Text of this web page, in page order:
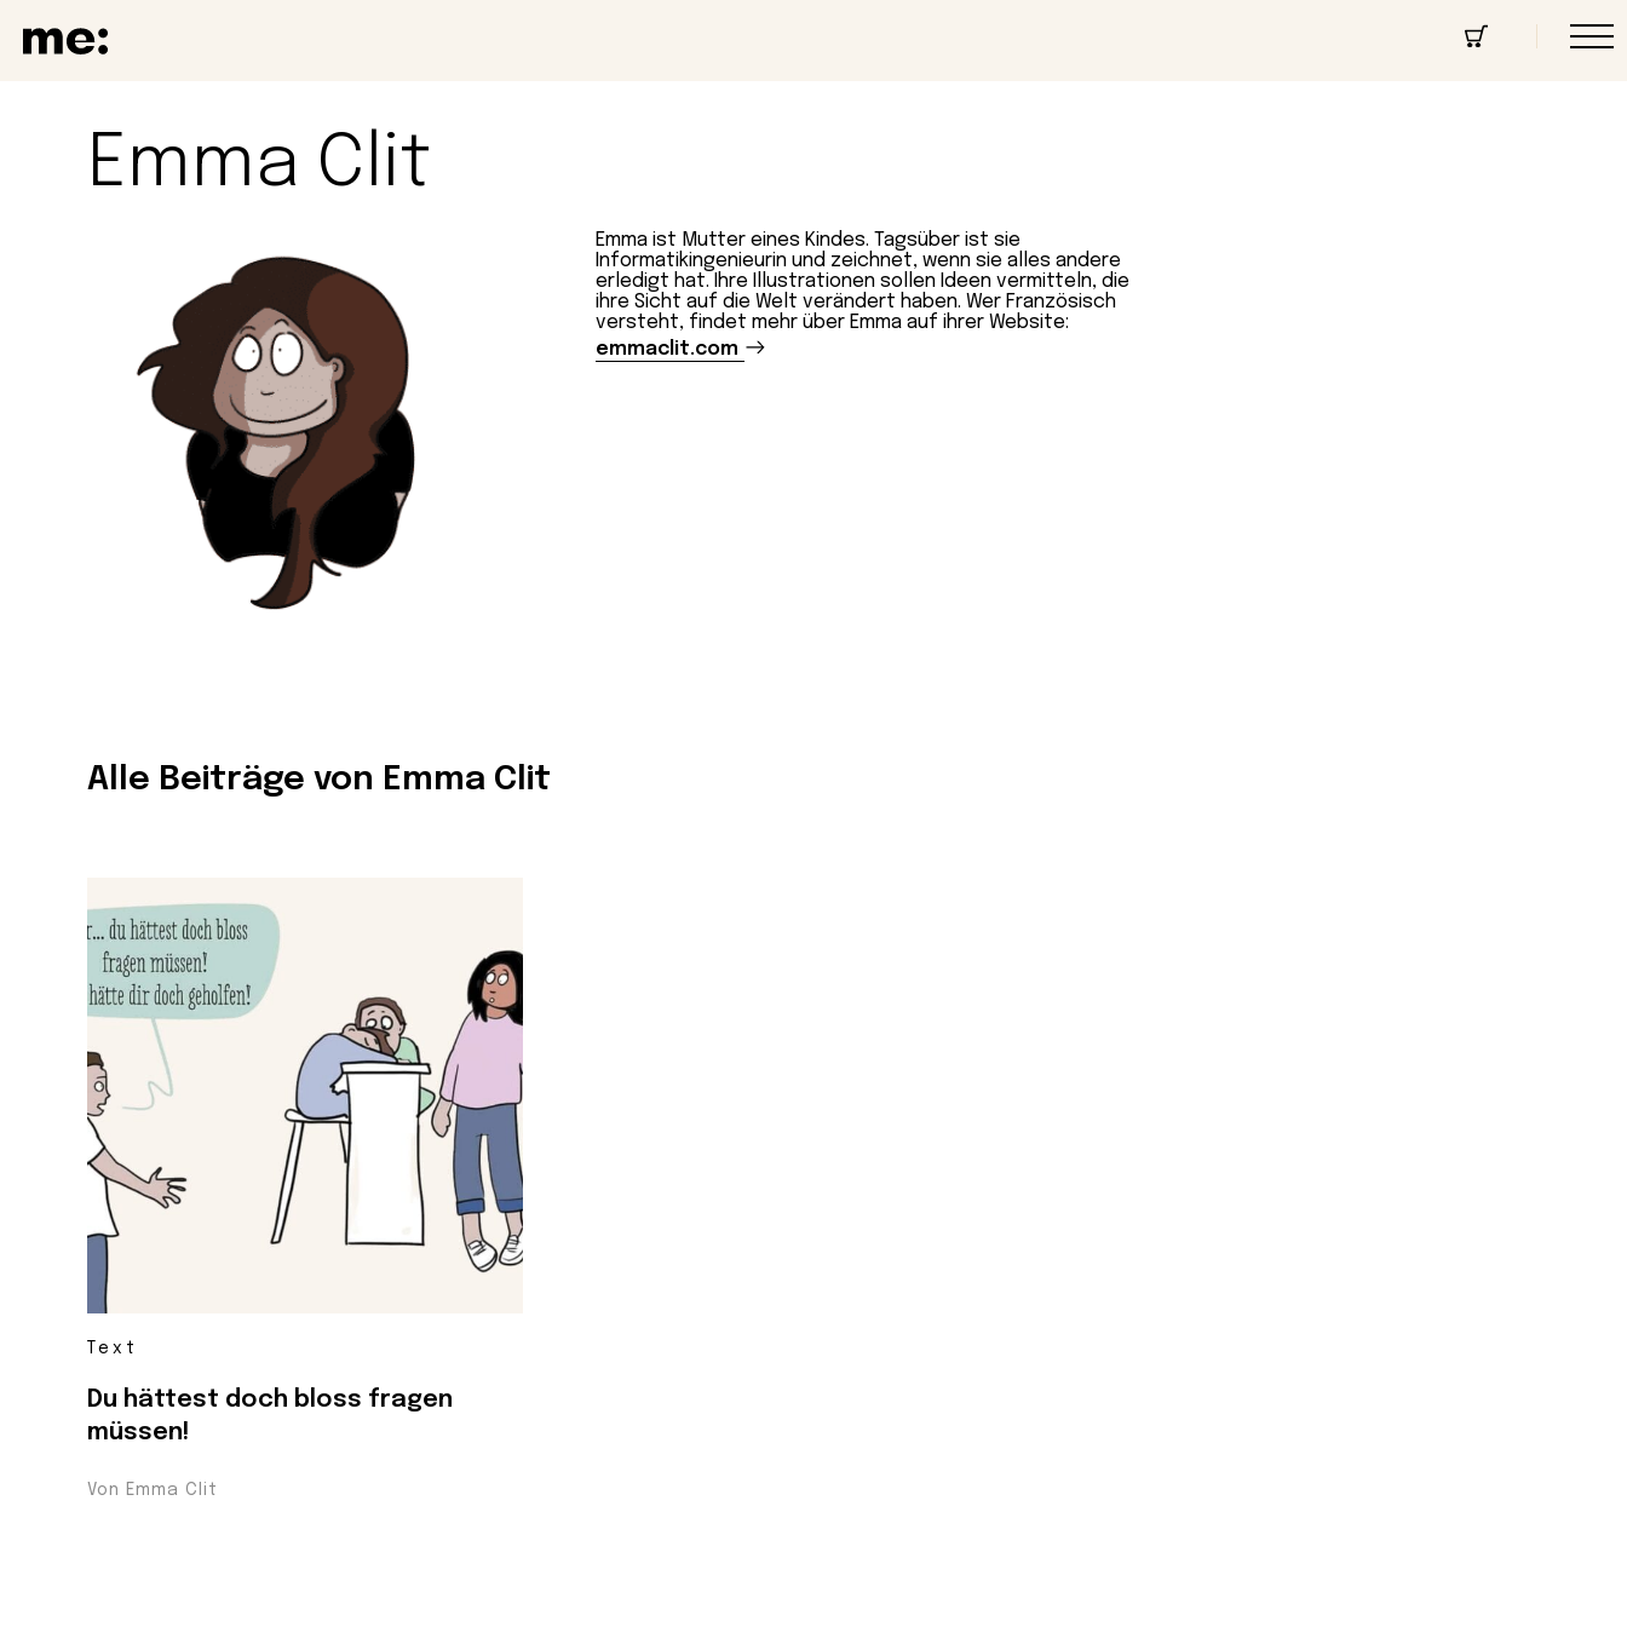
Community
Emma Clit
Emma ist Mutter eines Kindes. Tagsüber ist sie
Informatikingenieurin und zeichnet, wenn sie alles andere
erledigt hat. Ihre Illustrationen sollen Ideen vermitteln, die
ihre Sicht auf die Welt verändert haben. Wer Französisch
versteht, findet mehr über Emma auf ihrer Website:
emmaclit.com
Alle Beiträge von Emma Clit
Text
Du hättest doch bloss fragen
müssen!
Von Emma Clit